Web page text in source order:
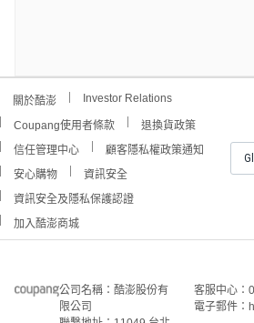
關於酷澎 Investor Relations
Coupang使用者條款
退換貨政策
信任管理中心
顧客隱私權政策通知
安心購物
資訊安全
資訊安全及隱私保護認證
加入酷澎商城
公司名稱：酷澎股份有
限公司
客服中心：
電子郵件：